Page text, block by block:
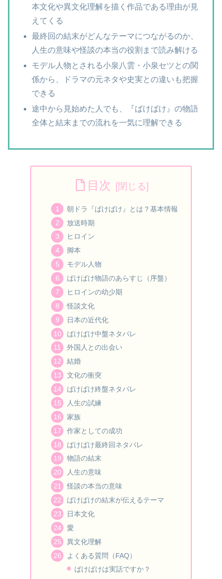
本文化や異文化理解を描く作品である理由が見
えてくる
最終回の結末がどんなテーマにつながるのか、
人生の意味や怪談の本当の役割まで読み解ける
モデル人物とされる小泉八雲・小泉セツとの関
係から、ドラマの元ネタや史実との違いも把握
できる
途中から見始めた人でも、『ばけばけ』の物語
全体と結末までの流れを一気に理解できる
目次
朝ドラ『ばけばけ』とは？基本情報
放送時期
ヒロイン
脚本
モデル人物
ばけばけ物語のあらすじ（序盤）
ヒロインの幼少期
怪談文化
日本の近代化
ばけばけ中盤ネタバレ
外国人との出会い
結婚
文化の衝突
ばけばけ終盤ネタバレ
人生の試練
家族
作家としての成功
ばけばけ最終回ネタバレ
物語の結末
人生の意味
怪談の本当の意味
ばけばけの結末が伝えるテーマ
日本文化
愛
異文化理解
よくある質問（FAQ）
ばけばけは実話ですか？